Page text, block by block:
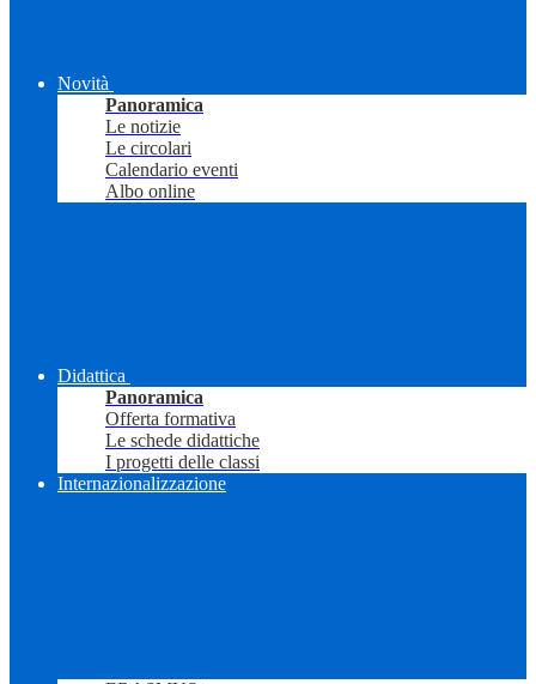
Novità
Panoramica
Le notizie
Le circolari
Calendario eventi
Albo online
Didattica
Panoramica
Offerta formativa
Le schede didattiche
I progetti delle classi
Internazionalizzazione